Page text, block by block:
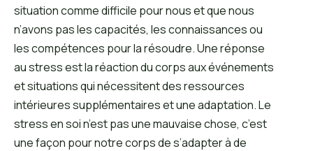
situation comme difficile pour nous et que nous
n’avons pas les capacités, les connaissances ou
les compétences pour la résoudre. Une réponse
au stress est la réaction du corps aux événements
et situations qui nécessitent des ressources
intérieures supplémentaires et une adaptation. Le
stress en soi n’est pas une mauvaise chose, c’est
une façon pour notre corps de s’adapter à de